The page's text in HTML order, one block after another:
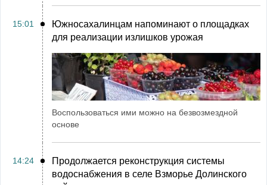
15:01
Южносахалинцам напоминают о площадках
для реализации излишков урожая
Воспользоваться ими можно на безвозмездной
основе
14:24
Продолжается реконструкция системы
водоснабжения в селе Взморье Долинского